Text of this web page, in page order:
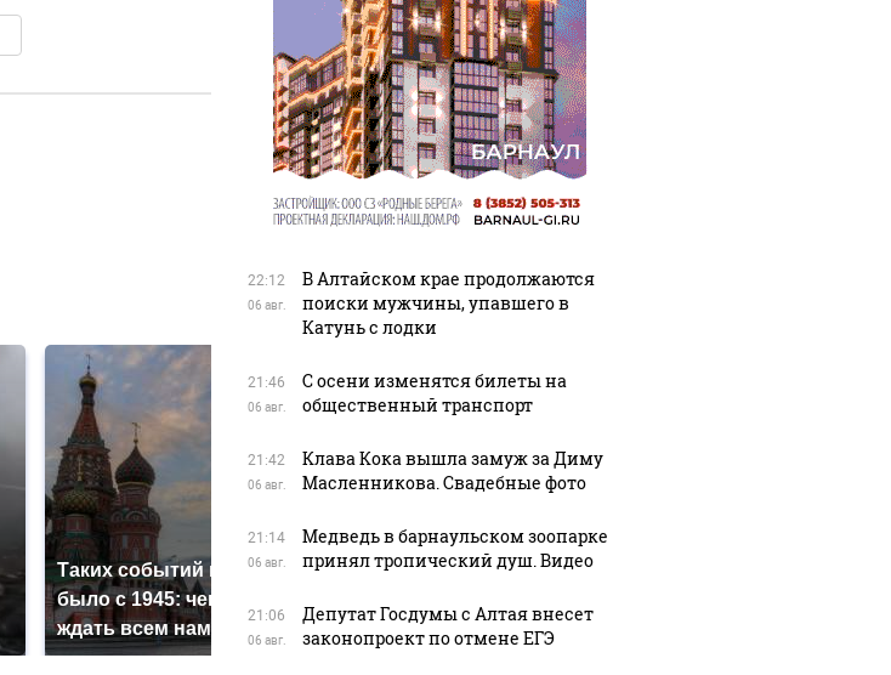
Таких событий не
было с 1945: чего
ждать всем нам?
ажиотаж из-за этого
продукта: что купить?
СМИ: В Химках на
полицейскую
22:12
06 авг.
В Алтайском крае продолжаются
поиски мужчины, упавшего в
Катунь с лодки
21:46
06 авг.
С осени изменятся билеты на
общественный транспорт
21:42
06 авг.
Клава Кока вышла замуж за Диму
Масленникова. Свадебные фото
21:14
06 авг.
Медведь в барнаульском зоопарке
принял тропический душ. Видео
21:06
06 авг.
Депутат Госдумы с Алтая внесет
законопроект по отмене ЕГЭ